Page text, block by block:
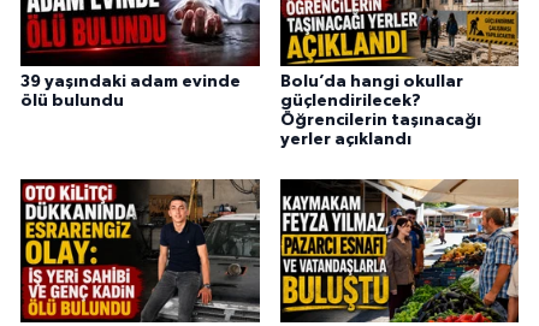
39 yaşındaki adam evinde
ölü bulundu
Bolu’da hangi okullar
güçlendirilecek?
Öğrencilerin taşınacağı
yerler açıklandı